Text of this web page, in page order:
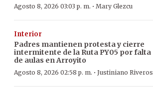
Agosto 8, 2026 03:03 p. m. · Mary Glezcu
Interior
Padres mantienen protesta y cierre
intermitente de la Ruta PY05 por falta
de aulas en Arroyito
Agosto 8, 2026 02:58 p. m. · Justiniano Riveros